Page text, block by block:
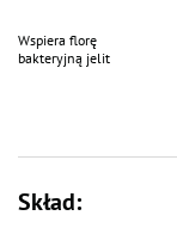
- zaspokaja
- nie zawiera
- jest opracowana
Wspiera florę
bakteryjną jelit
Skład: